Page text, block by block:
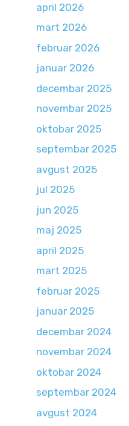
april 2026
mart 2026
februar 2026
januar 2026
decembar 2025
novembar 2025
oktobar 2025
septembar 2025
avgust 2025
jul 2025
jun 2025
maj 2025
april 2025
mart 2025
februar 2025
januar 2025
decembar 2024
novembar 2024
oktobar 2024
septembar 2024
avgust 2024